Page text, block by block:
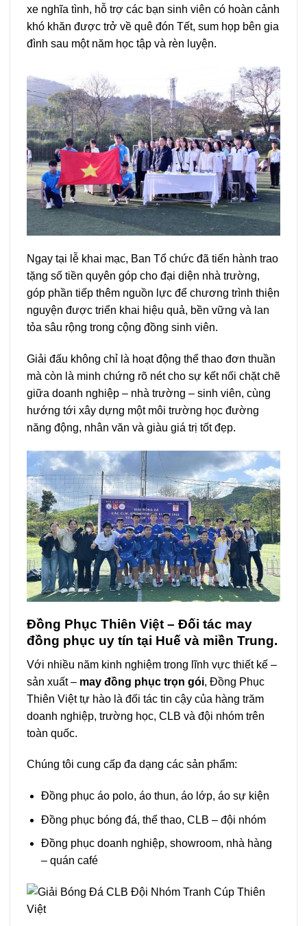
xe nghĩa tình, hỗ trợ các bạn sinh viên có hoàn cảnh
khó khăn được trở về quê đón Tết, sum họp bên gia
đình sau một năm học tập và rèn luyện.
Ngay tại lễ khai mạc, Ban Tổ chức đã tiến hành trao
tặng số tiền quyên góp cho đại diện nhà trường,
góp phần tiếp thêm nguồn lực để chương trình thiện
nguyện được triển khai hiệu quả, bền vững và lan
tỏa sâu rộng trong cộng đồng sinh viên.
Giải đấu không chỉ là hoạt động thể thao đơn thuần
mà còn là minh chứng rõ nét cho sự kết nối chặt chẽ
giữa doanh nghiệp – nhà trường – sinh viên, cùng
hướng tới xây dựng một môi trường học đường
năng động, nhân văn và giàu giá trị tốt đẹp.
Đồng Phục Thiên Việt – Đối tác may
đồng phục uy tín tại Huế và miền Trung.
Với nhiều năm kinh nghiệm trong lĩnh vực thiết kế –
sản xuất – may đồng phục trọn gói, Đồng Phục
Thiên Việt tự hào là đối tác tin cậy của hàng trăm
doanh nghiệp, trường học, CLB và đội nhóm trên
toàn quốc.
Chúng tôi cung cấp đa dạng các sản phẩm:
Đồng phục áo polo, áo thun, áo lớp, áo sự kiện
Đồng phục bóng đá, thể thao, CLB – đội nhóm
Đồng phục doanh nghiệp, showroom, nhà hàng
– quán café